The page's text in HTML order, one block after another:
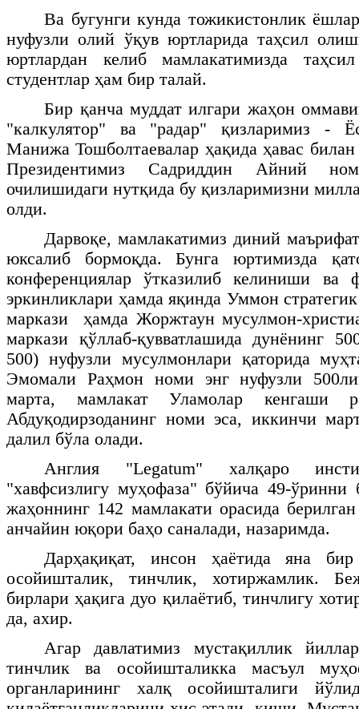
Ва бугунги кунда тожикистонлик
нуфузли олий ўқув юртларида таҳсил
юртлардан келиб мамлакатимизда
студентлар ҳам бир талай.
Бир қанча муддат илгари жаҳон
"калкулятор" ва "радар" қизларимиз -
Манижа Тошболтаевалар ҳақида ҳавас
Президентимиз Садриддин Айний
очилишидаги нутқида бу қизларимизни
олди.
Дарвоқе, мамлакатимиз диний
юксалиб бормоқда. Бунга юртимизда
конференциялар ўтказилиб келиниши ва
эркинликлари ҳамда яқинда Уммон
маркази ҳамда Жоржтаун мусулмон-
маркази қўллаб-қувватлашида дунёнинг
500) нуфузли мусулмонлари қаторида
Эмомали Раҳмон номи энг нуфузли
марта, мамлакат Уламолар кенгаши
Абдуқодирзоданинг номи эса, иккинчи
далил бўла олади.
Англия "Legatum" халқаро
"хавфсизлигу муҳофаза" бўйича 49-
жаҳоннинг 142 мамлакати орасида берилган
анчайин юқори баҳо саналади, назаримда.
Дарҳақиқат, инсон ҳаётида яна
осойишталик, тинчлик, хотиржамлик.
бирлари ҳақига дуо қилаётиб, тинчлигу
да, ахир.
Агар давлатимиз мустақиллик
тинчлик ва осойишталикка масъул
органларининг халқ осойишталиги